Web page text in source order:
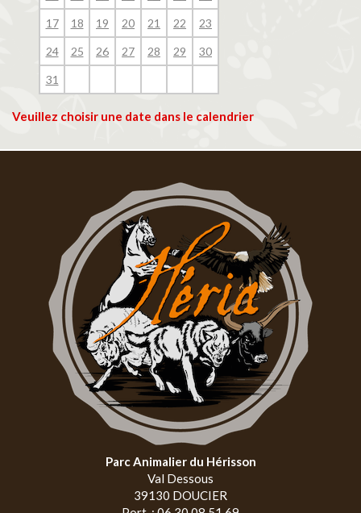
17 18 19 20 21 22 23
24 25 26 27 28 29 30
31
Veuillez choisir une date dans le calendrier
Parc Animalier du Hérisson
Val Dessous
39130 DOUCIER